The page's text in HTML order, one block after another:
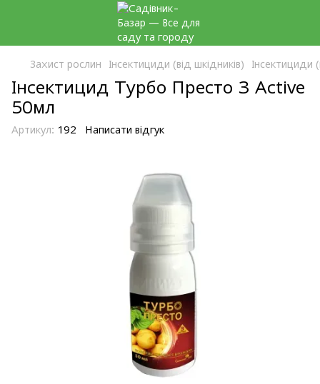
Захист рослин Інсектициди (від шкідників) Інсектициди
Інсектицид Турбо Престо 3 Active
50мл
Артикул: 192 Написати відгук